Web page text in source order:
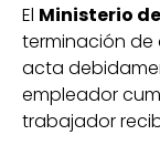
El Ministerio
terminación
acta
empleador
trabajador